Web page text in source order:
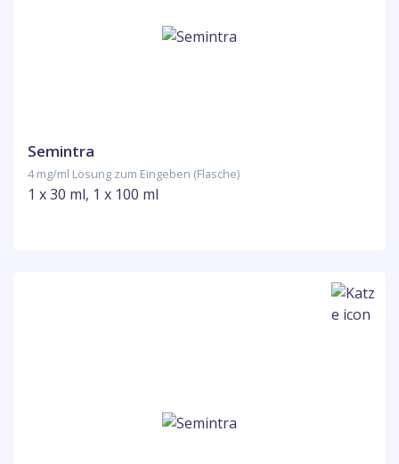
Semintra
4 mg/ml Lösung zum Eingeben (Flasche)
1 x 30 ml, 1 x 100 ml